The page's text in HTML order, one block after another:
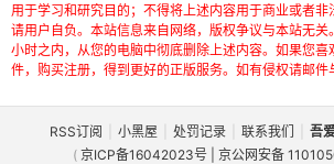
用于学习和研究目的；不得将上述内容用于商业或者
请用户自负。本站信息来自网络，版权争议与本站无
小时之内，从您的电脑中彻底删除上述内容。如果您
件，购买注册，得到更好的正版服务。如有侵权请邮件
RSS订阅 小黑屋 处罚记录 联系我们
吾
( 京ICP备16042023号 | 京公网安备